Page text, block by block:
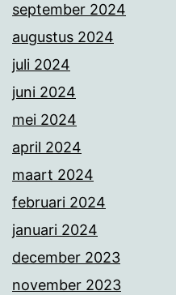
september 2024
augustus 2024
juli 2024
juni 2024
mei 2024
april 2024
maart 2024
februari 2024
januari 2024
december 2023
november 2023